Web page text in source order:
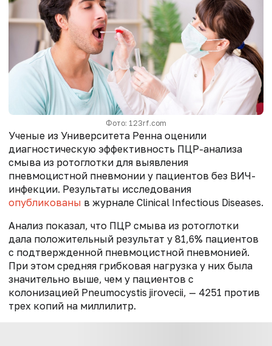
Фото: 123rf.com
Ученые из Университета Ренна оценили
диагностическую эффективность ПЦР-анализа
смыва из ротоглотки для выявления
пневмоцистной пневмонии у пациентов без ВИЧ-
инфекции. Результаты исследования
опубликованы в журнале Clinical Infectious Diseases.
Анализ показал, что ПЦР смыва из ротоглотки
дала положительный результат у 81,6% пациентов
с подтвержденной пневмоцистной пневмонией.
При этом средняя грибковая нагрузка у них была
значительно выше, чем у пациентов с
колонизацией Pneumocystis jirovecii, — 4251 против
трех копий на миллилитр.